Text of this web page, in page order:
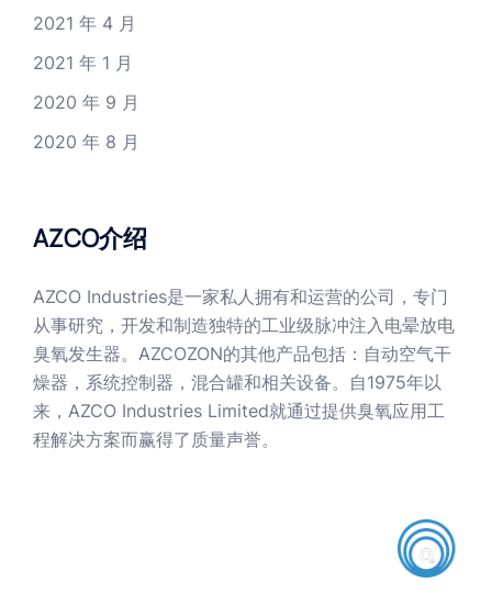
2021 年 4 月
2021 年 1 月
2020 年 9 月
2020 年 8 月
AZCO介绍
AZCO Industries是一家私人拥有和运营的公司，专门
从事研究，开发和制造独特的工业级脉冲注入电晕放电
臭氧发生器。AZCOZON的其他产品包括：自动空气干
燥器，系统控制器，混合罐和相关设备。自1975年以
来，AZCO Industries Limited就通过提供臭氧应用工
程解决方案而赢得了质量声誉。